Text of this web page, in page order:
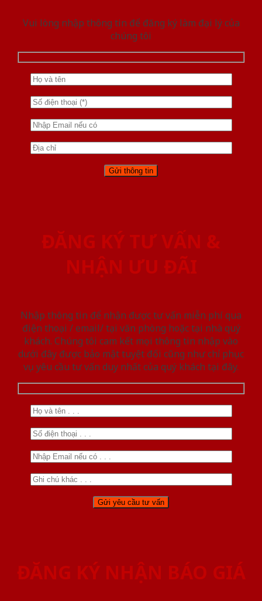
Vui lòng nhập thông tin để đăng ký làm đại lý của
chúng tôi
ĐĂNG KÝ TƯ VẤN &
NHẬN ƯU ĐÃI
Nhập thông tin để nhận được tư vấn miễn phí qua
điện thoại / email/ tại văn phòng hoặc tại nhà quý
khách. Chúng tôi cam kết mọi thông tin nhập vào
dưới đây được bảo mật tuyệt đối cũng như chỉ phục
vụ yêu cầu tư vấn duy nhất của quý khách tại đây.
ĐĂNG KÝ NHẬN BÁO GIÁ